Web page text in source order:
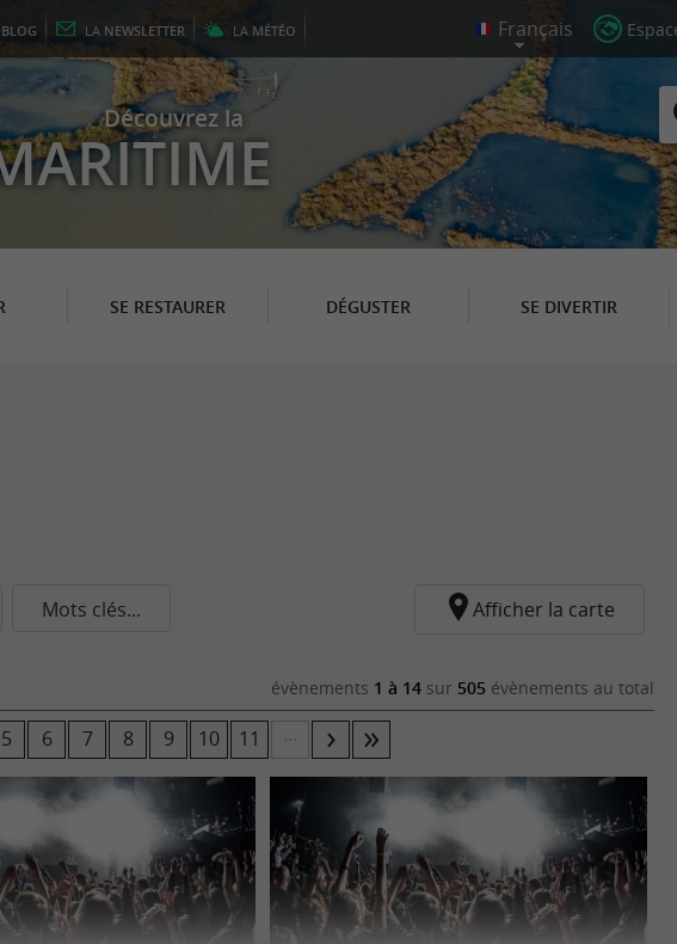
BLOG LA NEWSLETTER LA MÉTÉO
Découvrez la
SE RESTAURER DÉGUSTER SE DIVERTIR
Mots clés... Afficher la carte
évènements 1 à 14 sur 505 évènements au total
5 6 7 8 9 10 11